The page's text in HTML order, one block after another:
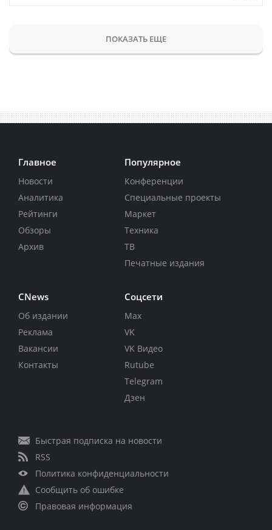
ПОКАЗАТЬ ЕЩЕ
Главное
Новости
Аналитика
Рейтинги
Обзоры
Архив
Популярное
Конференции
Специальные проекты
Маркет
Техника
ТВ
Печатные издания
CNews
Об издании
Реклама
Вакансии
Контакты
Соцсети
Max
VK
VK Видео
Rutube
Telegram
Дзен
Быстрая подписка на новости
RSS
Политика конфиденциальности
Сообщить об ошибке
Правовая информация